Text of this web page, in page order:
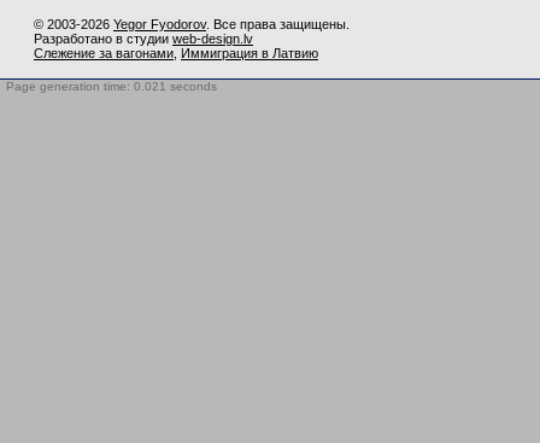
© 2003-2026 Yegor Fyodorov. Все права защищены.
Разработано в студии web-design.lv
Слежение за вагонами Иммиграция в Латвию
Page generation time: 0.021 seconds